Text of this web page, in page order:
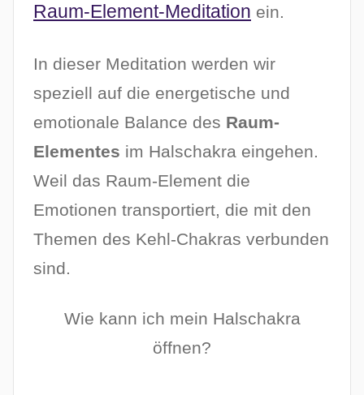
Raum-Element-Meditation ein.
In dieser Meditation werden wir
speziell auf die energetische und
emotionale Balance des Raum-
Elementes im Halschakra eingehen.
Weil das Raum-Element die
Emotionen transportiert, die mit den
Themen des Kehl-Chakras verbunden
sind.
Wie kann ich mein Halschakra
öffnen?